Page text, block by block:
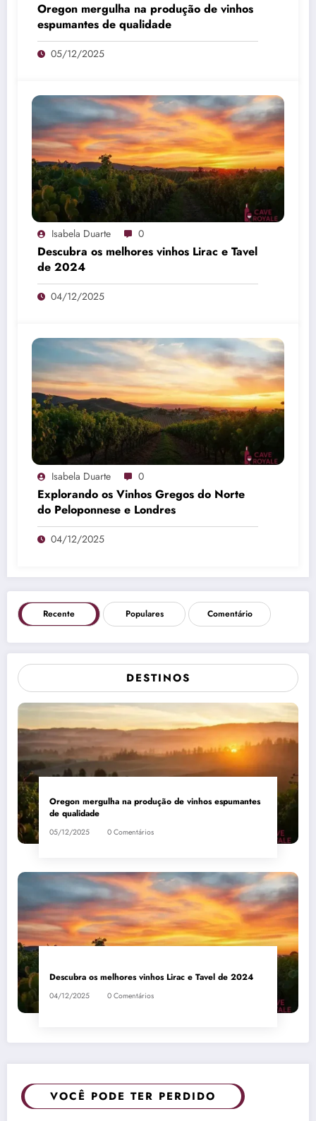
Oregon mergulha na produção de vinhos
espumantes de qualidade
05/12/2025
Isabela Duarte 0
Descubra os melhores vinhos Lirac e Tavel
de 2024
04/12/2025
Isabela Duarte 0
Explorando os Vinhos Gregos do Norte
do Peloponnese e Londres
04/12/2025
Recente Populares Comentário
DESTINOS
Oregon mergulha na produção de vinhos espumantes
de qualidade
05/12/2025 0 Comentários
Descubra os melhores vinhos Lirac e Tavel de 2024
04/12/2025 0 Comentários
VOCÊ PODE TER PERDIDO